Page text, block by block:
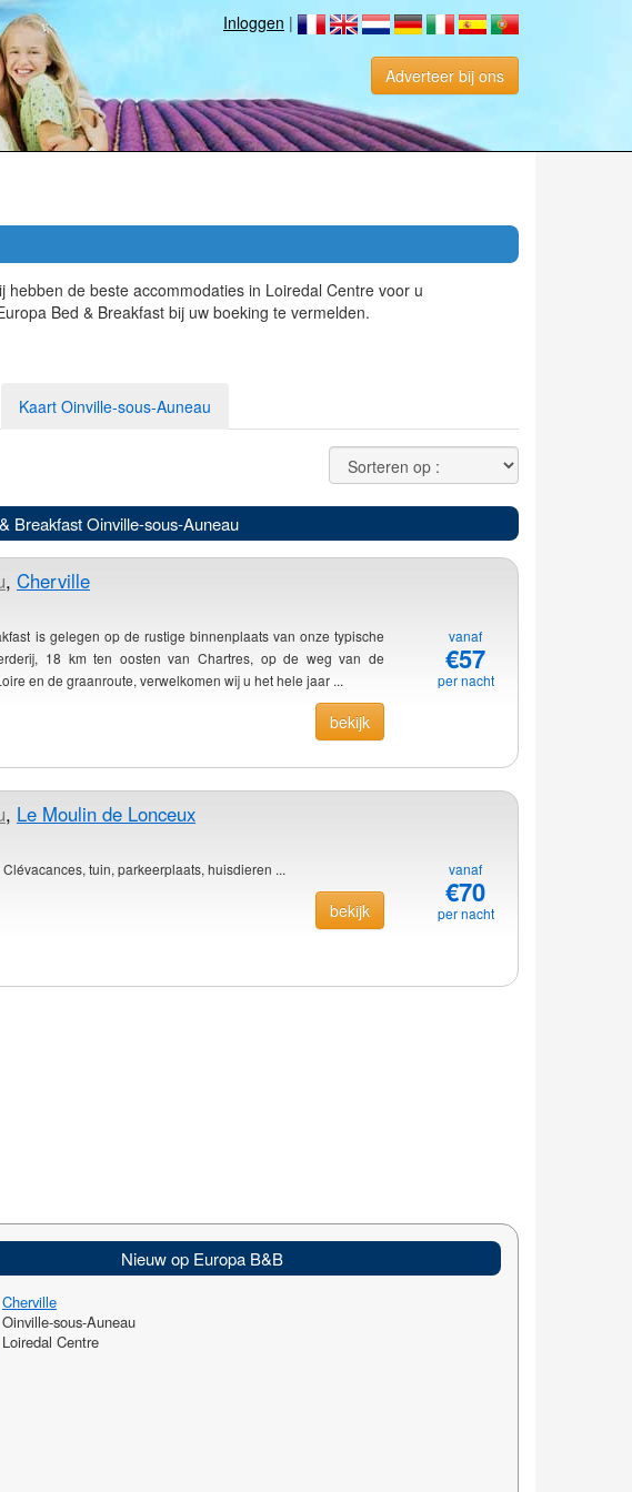
Inloggen |
Adverteer bij ons
de beste accommodaties in Loiredal Centre voor u
Bed & Breakfast bij uw boeking te vermelden.
Kaart Oinville-sous-Auneau
Breakfast Oinville-sous-Auneau
, Cherville
is gelegen op de rustige binnenplaats van onze typische
18 km ten oosten van Chartres, op de weg van de
en de graanroute, verwelkomen wij u het hele jaar ...
bekijk
vanaf
€57
per nacht
, Le Moulin de Lonceux
tuin, parkeerplaats, huisdieren ...
bekijk
vanaf
€70
per nacht
Nieuw op Europa B&B
Cherville
Oinville-sous-Auneau
Loiredal Centre